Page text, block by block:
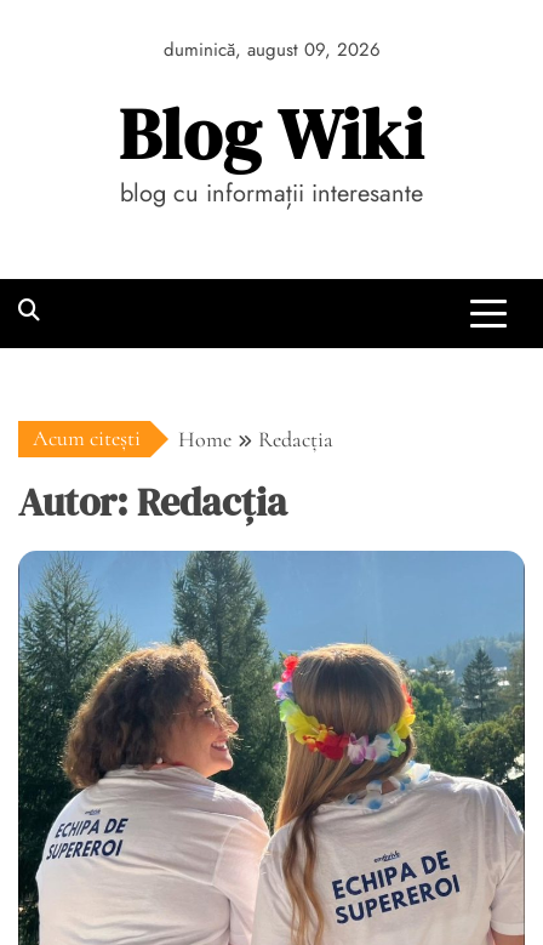
duminică, august 09, 2026
Blog Wiki
blog cu informații interesante
Acum citești Home Redacția
Autor:Redacția